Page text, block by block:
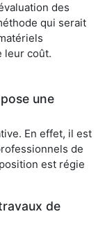
des
qui serait
leur coût.
une
En effet, il est
de
est régie
de